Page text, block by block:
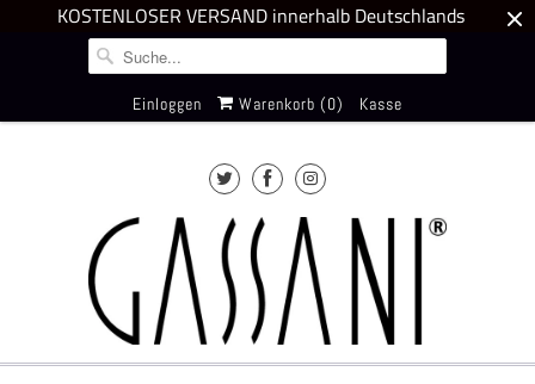
KOSTENLOSER VERSAND innerhalb Deutschlands
Einloggen Warenkorb (0) Kasse